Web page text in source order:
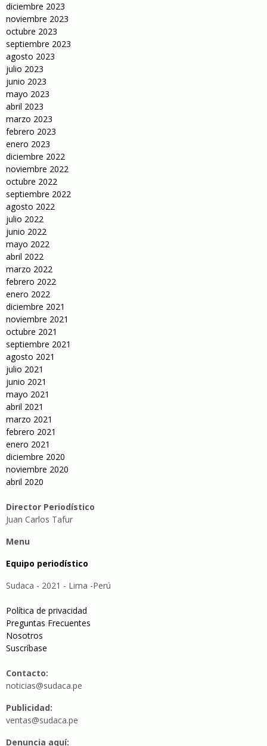
diciembre 2023
noviembre 2023
octubre 2023
septiembre 2023
agosto 2023
julio 2023
junio 2023
mayo 2023
abril 2023
marzo 2023
febrero 2023
enero 2023
diciembre 2022
noviembre 2022
octubre 2022
septiembre 2022
agosto 2022
julio 2022
junio 2022
mayo 2022
abril 2022
marzo 2022
febrero 2022
enero 2022
diciembre 2021
noviembre 2021
octubre 2021
septiembre 2021
agosto 2021
julio 2021
junio 2021
mayo 2021
abril 2021
marzo 2021
febrero 2021
enero 2021
diciembre 2020
noviembre 2020
abril 2020
Director Periodístico
Juan Carlos Tafur
Menu
Equipo periodístico
Sudaca - 2021 - Lima -Perú
Política de privacidad
Preguntas Frecuentes
Nosotros
Suscríbase
Contacto:
noticias@sudaca.pe
Publicidad:
ventas@sudaca.pe
Denuncia aquí: